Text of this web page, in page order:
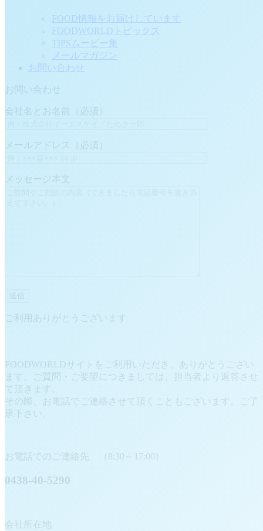
FOOD情報をお届けしています
FOODWORLDトピックス
TIPSムービー集
メールマガジン
お問い合わせ
お問い合わせ
会社名とお名前（必須）
メールアドレス（必須）
メッセージ本文
ご利用ありがとうございます
FOODWORLDサイトをご利用いただき、ありがとうござい
ます。ご質問・ご要望につきましては、担当者より返答させ
て頂きます。
その際、お電話でご連絡させて頂くこともございます。ご了
承下さい。
お電話でのご連絡先 （8:30～17:00）
0438-40-5290
会社所在地